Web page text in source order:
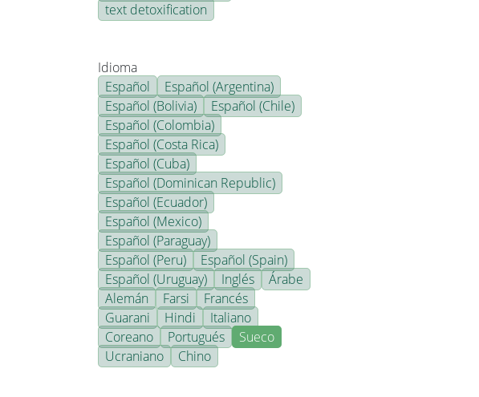
text detoxification
Idioma
Español
Español (Argentina)
Español (Bolivia)
Español (Chile)
Español (Colombia)
Español (Costa Rica)
Español (Cuba)
Español (Dominican Republic)
Español (Ecuador)
Español (Mexico)
Español (Paraguay)
Español (Peru)
Español (Spain)
Español (Uruguay)
Inglés
Árabe
Alemán
Farsi
Francés
Guarani
Hindi
Italiano
Coreano
Portugués
Sueco
Ucraniano
Chino